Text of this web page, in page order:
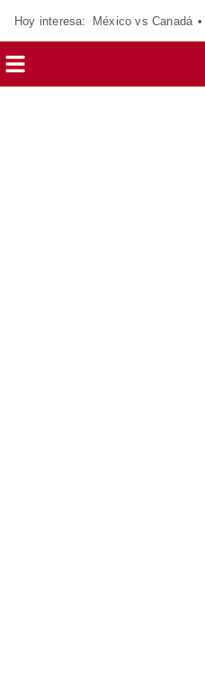
Hoy interesa: México vs Canadá